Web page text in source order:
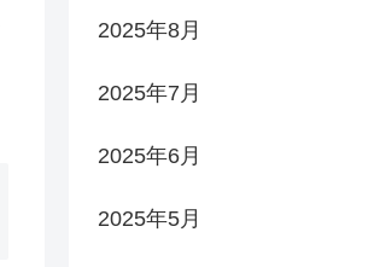
2025年8月
2025年7月
2025年6月
2025年5月